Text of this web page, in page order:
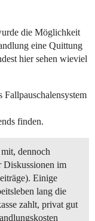
die Möglichkeit
eine Quittung
hier sehen wieviel
finden.
dennoch
Diskussionen im
Einige
lang die
zahlt, privat gut